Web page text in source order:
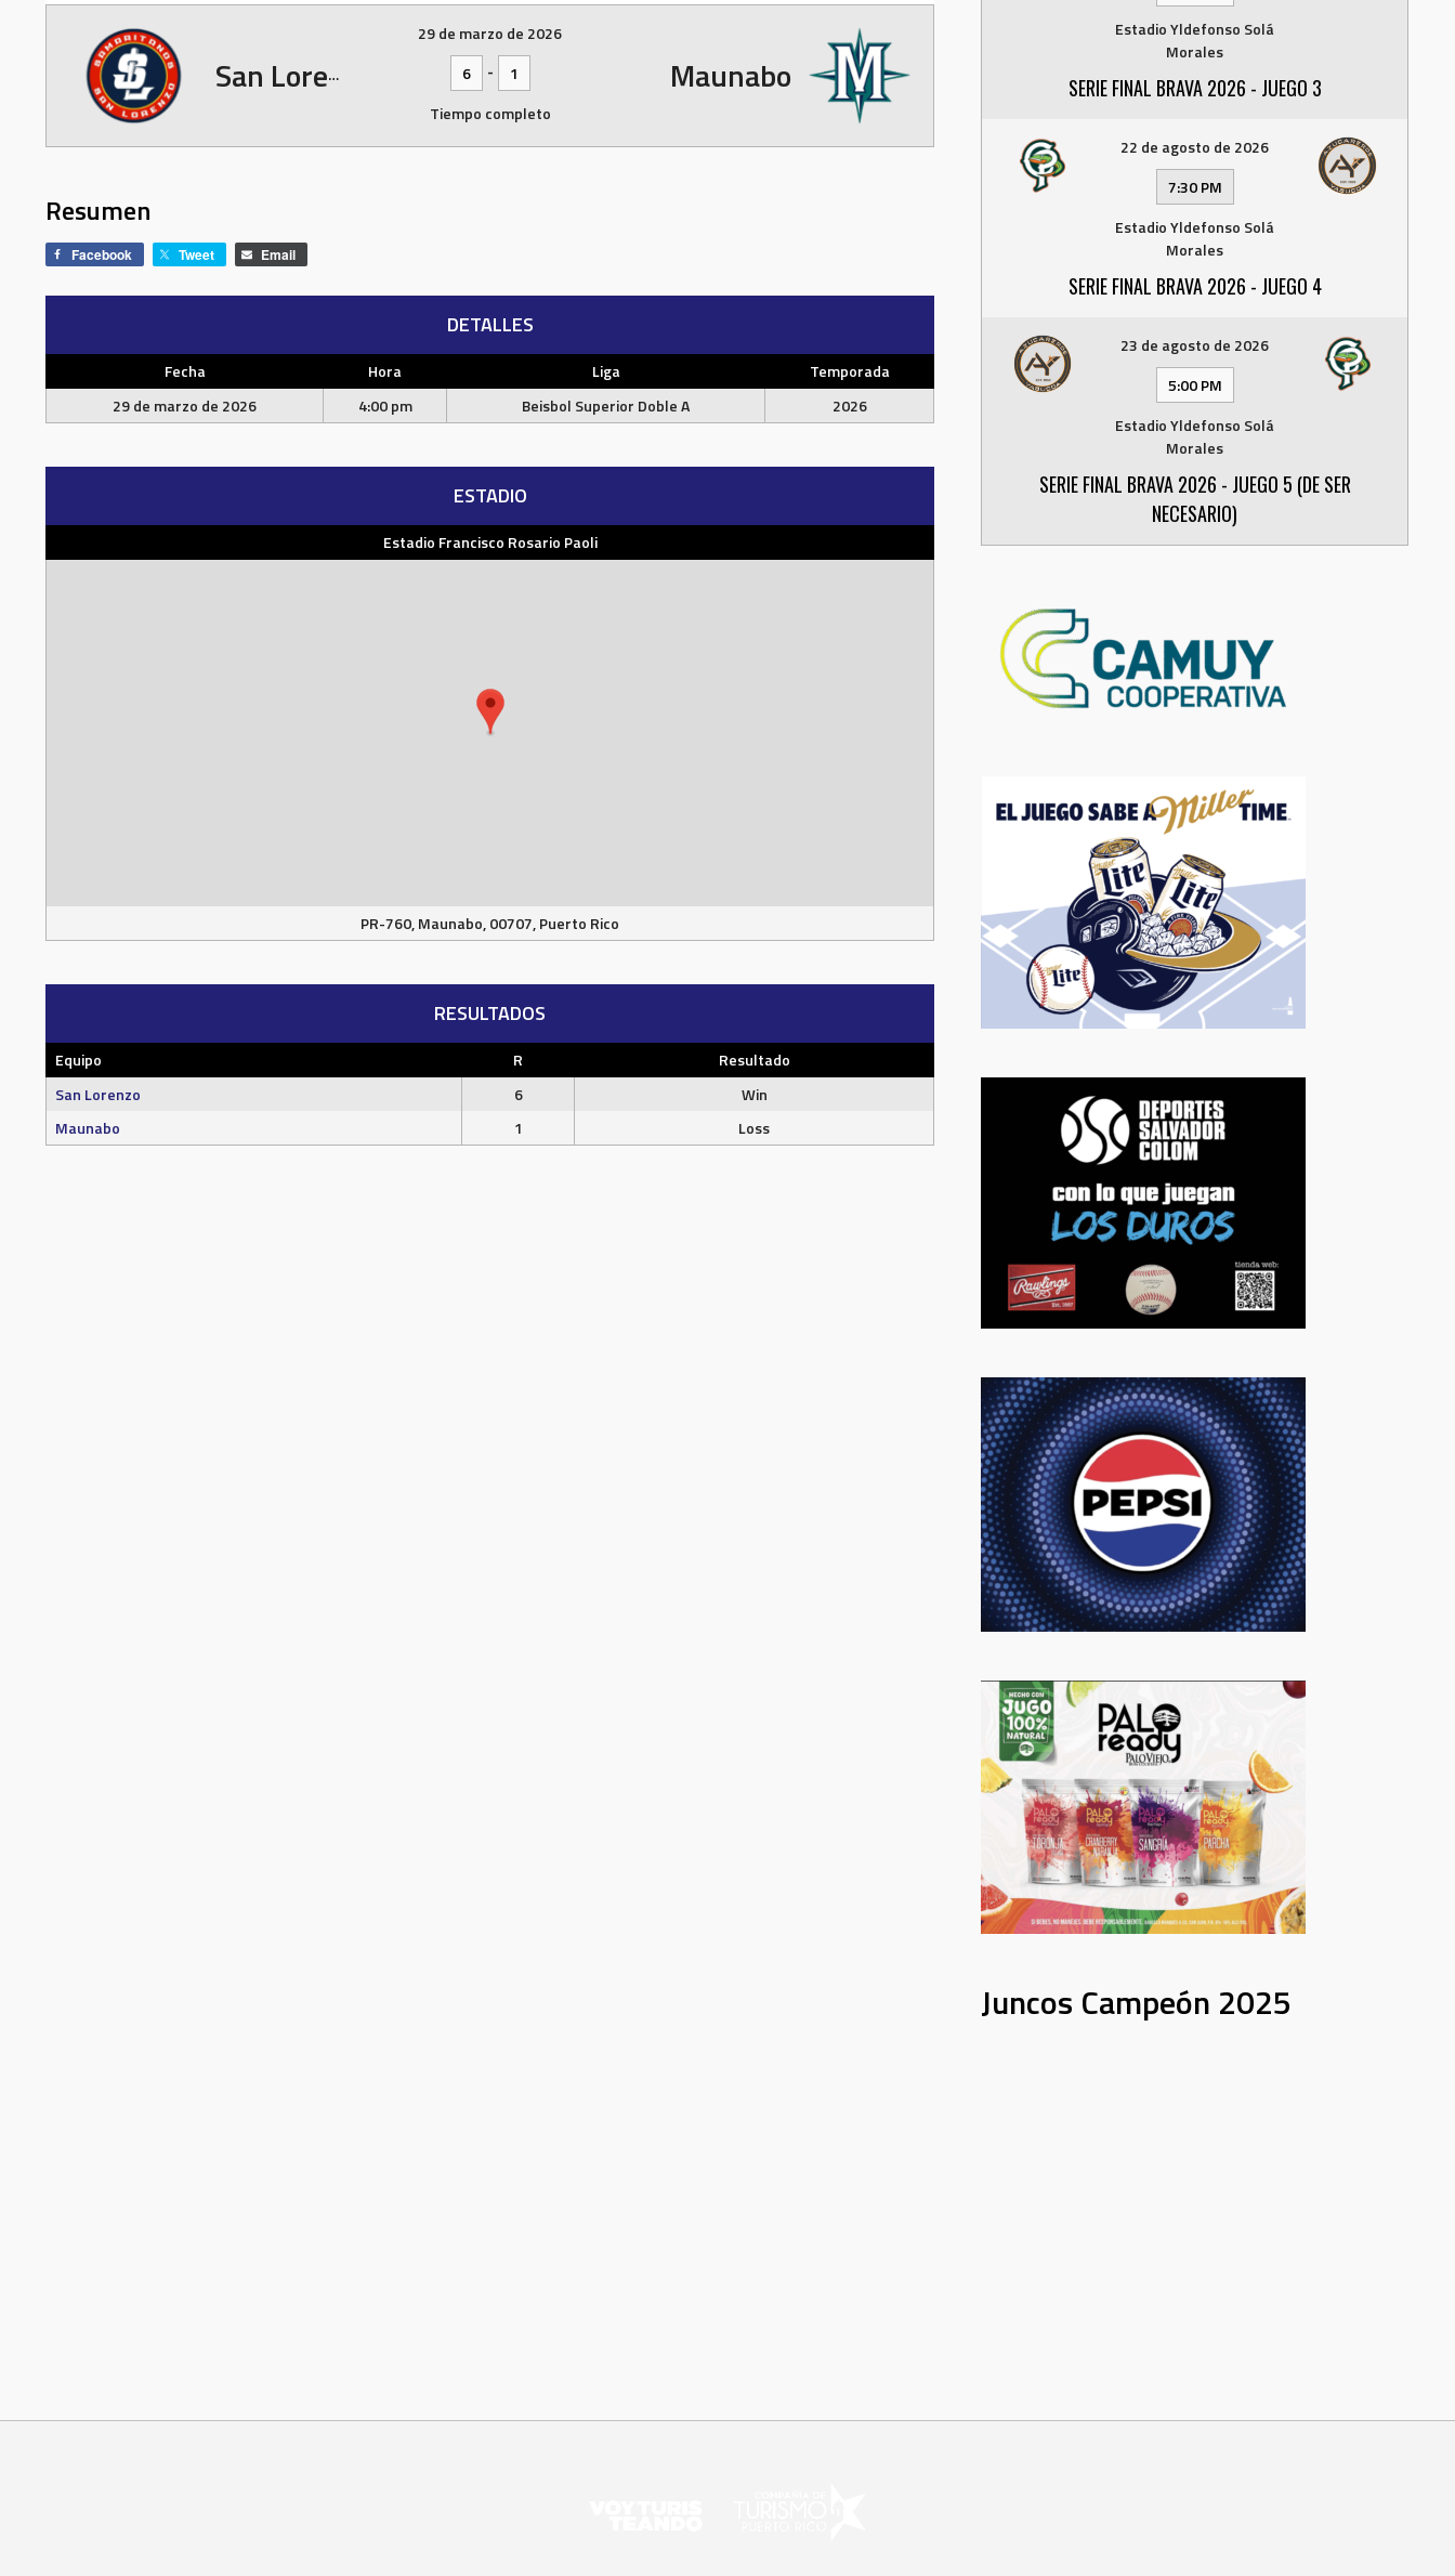
San Lorenzo Maunabo
29 de marzo de 2026
6
-
1
Tiempo completo
Resumen
Facebook Tweet Email
DETALLES
Fecha Hora Liga
Temporada
29 de marzo de 2026
4:00 pm Beisbol Superior Doble A 2026
ESTADIO
Estadio Francisco Rosario Paoli
PR-760, Maunabo, 00707, Puerto Rico
RESULTADOS
Equipo R
Resultado
San Lorenzo
6
Win
Maunabo
1 Loss
Estadio Yldefonso Solá
Morales
SERIE FINAL BRAVA 2026 - JUEGO 3
22 de agosto de 2026
7:30 PM
Estadio Yldefonso Solá
Morales
SERIE FINAL BRAVA 2026 - JUEGO 4
23 de agosto de 2026
5:00 PM
Estadio Yldefonso Solá
Morales
SERIE FINAL BRAVA 2026 - JUEGO 5 (DE SER
NECESARIO)
Juncos Campeón 2025